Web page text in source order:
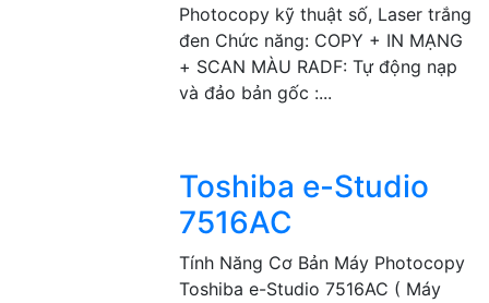
Photocopy kỹ thuật số, Laser trắng
đen Chức năng: COPY + IN MẠNG
+ SCAN MÀU RADF: Tự động nạp
và đảo bản gốc :...
Toshiba e-Studio
7516AC
Tính Năng Cơ Bản Máy Photocopy
Toshiba e-Studio 7516AC ( Máy